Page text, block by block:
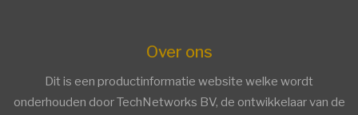
Over ons
Dit is een productinformatie website welke wordt
onderhouden door TechNetworks BV, de ontwikkelaar van de